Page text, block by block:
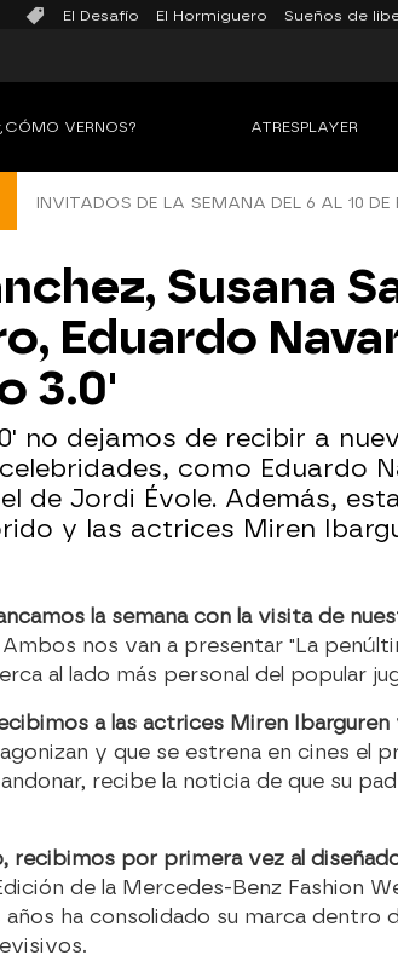
El Desafío El Hormiguero Sueños de
VERNOS? ATRESPLAYER
INVITADOS DE LA SEMANA DEL 6 AL 10 DE
Susana
Eduardo
3.0'
no dejamos de recibir a
como Eduardo
de Jordi Évole. Además,
y las actrices Miren
la semana con la visita de
Ambos nos van a presentar "La
al lado más personal del popular
a las actrices Miren
y que se estrena en cines el
recibe la noticia de que su
recibimos por primera vez al
de la Mercedes-Benz Fashion
ha consolidado su marca